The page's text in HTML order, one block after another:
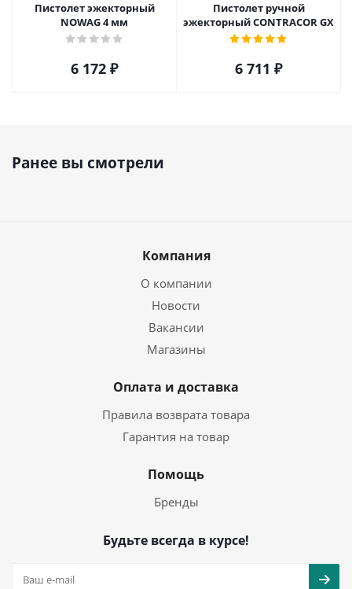
Пистолет эжекторный
NOWAG 4 мм
6 172 ₽
Пистолет ручной
эжекторный CONTRACOR GX
6 711 ₽
Ранее вы смотрели
Компания
О компании
Новости
Вакансии
Магазины
Оплата и доставка
Правила возврата товара
Гарантия на товар
Помощь
Бренды
Будьте всегда в курсе!